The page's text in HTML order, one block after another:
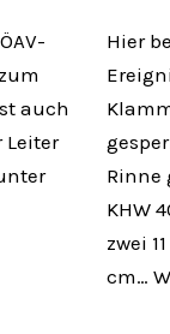
auch
Leiter
Hier
Rinne
KHW
zwei
cm…